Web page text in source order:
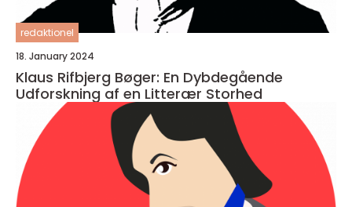
redaktionel
18. January 2024
Klaus Rifbjerg Bøger: En Dybdegående
Udforskning af en Litterær Storhed